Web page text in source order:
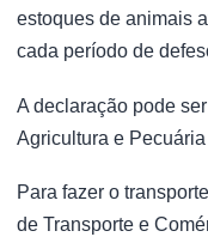
estoques de animais
cada período de
A declaração pode
Agricultura e Pecuária
Para fazer o
de Transporte e